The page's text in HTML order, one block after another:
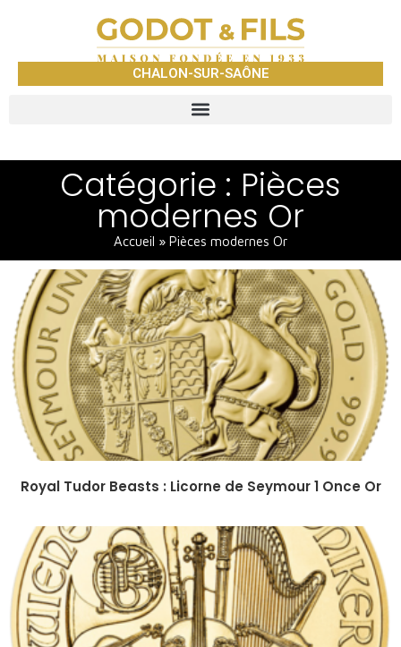
CHALON-SUR-SAÔNE
Catégorie : Pièces
modernes Or
Accueil » Pièces modernes Or
Royal Tudor Beasts : Licorne de Seymour 1 Once Or